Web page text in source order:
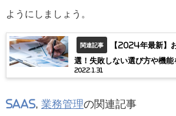
ようにしましょう。
関連記事 【2024年最新】
選！失敗しない選び方や機能
2022.1.31
SaaS, 業務管理の関連記事